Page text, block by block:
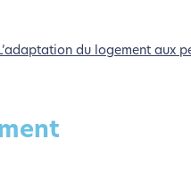
du logement aux